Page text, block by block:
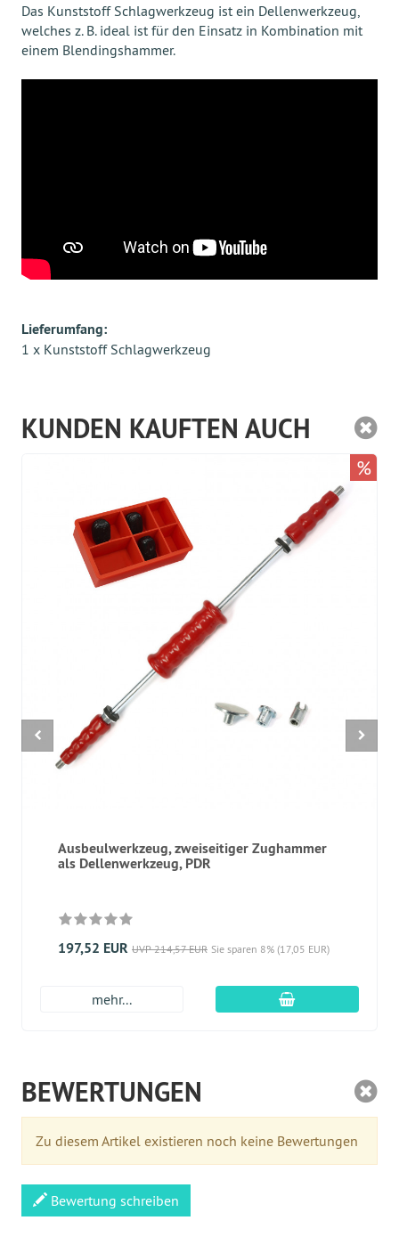
Das Kunststoff Schlagwerkzeug ist ein Dellenwerkzeug,
welches z. B. ideal ist für den Einsatz in Kombination mit
einem Blendingshammer.
Lieferumfang:
1 x Kunststoff Schlagwerkzeug
KUNDEN KAUFTEN AUCH
Ausbeulwerkzeug, zweiseitiger Zughammer
als Dellenwerkzeug, PDR
197,52 EUR UVP 214,57 EUR Sie sparen 8% (17,05 EUR)
mehr... In den
%
BEWERTUNGEN
Zu diesem Artikel existieren noch keine Bewertungen
Bewertung schreiben